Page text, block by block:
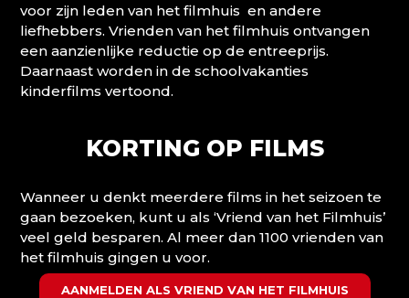
voor zijn leden van het filmhuis en andere
liefhebbers. Vrienden van het filmhuis ontvangen
een aanzienlijke reductie op de entreeprijs.
Daarnaast worden in de schoolvakanties
kinderfilms vertoond.
KORTING OP FILMS
Wanneer u denkt meerdere films in het seizoen te
gaan bezoeken, kunt u als ‘Vriend van het Filmhuis’
veel geld besparen. Al meer dan 1100 vrienden van
het filmhuis gingen u voor.
AANMELDEN ALS VRIEND VAN HET FILMHUIS